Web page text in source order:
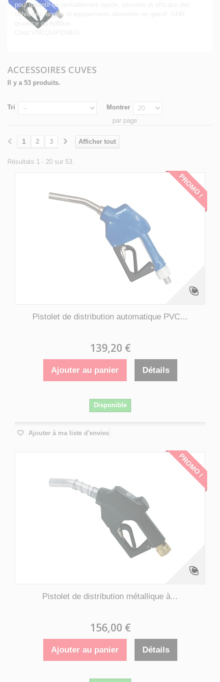
pour garantir un ravitaillement rapide, sécurisé et efficace des
véhicules, engins et équipements alimentés en gasoil, GNR,
essence ou AdBlue.
ACCESSOIRES CUVES
Il y a 53 produits.
Tri
Montrer
par page
Afficher tout
1 2 3
Résultats 1 - 20 sur 53.
PROMO !
Pistolet de distribution automatique PVC...
139,20 €
Ajouter au panier Détails
Disponible
Ajouter à ma liste d'envies
PROMO !
Pistolet de distribution métallique à...
156,00 €
Ajouter au panier Détails